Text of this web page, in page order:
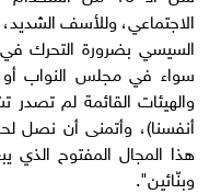
الاجتماعي، وللأسف الشديد،
السيسي بضرورة التحرك في
سواء في مجلس النواب أو
والهيئات القائمة لم تصدر
أنفسنا)، وأتمنى أن نصل
هذا المجال المفتوح
وبنّائين".